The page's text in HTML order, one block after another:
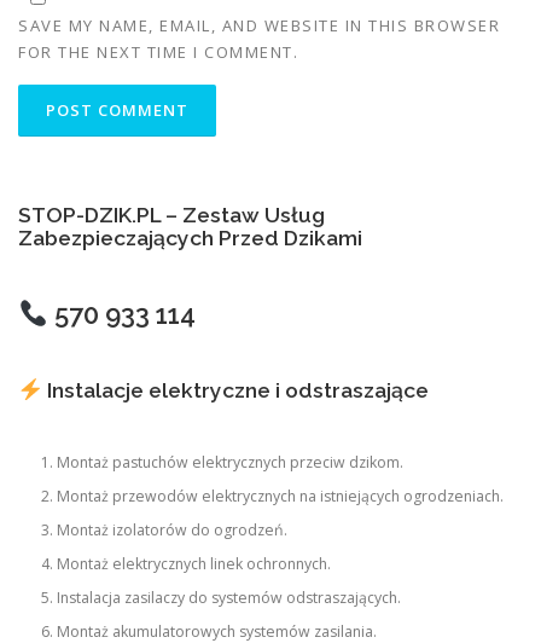
SAVE MY NAME, EMAIL, AND WEBSITE IN THIS BROWSER
FOR THE NEXT TIME I COMMENT.
STOP-DZIK.PL – Zestaw Usług
Zabezpieczających Przed Dzikami
570 933 114
Instalacje elektryczne i odstraszające
Montaż pastuchów elektrycznych przeciw dzikom.
Montaż przewodów elektrycznych na istniejących ogrodzeniach.
Montaż izolatorów do ogrodzeń.
Montaż elektrycznych linek ochronnych.
Instalacja zasilaczy do systemów odstraszających.
Montaż akumulatorowych systemów zasilania.